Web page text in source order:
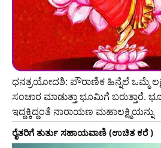
ಧನತ್ರಯೋದಶಿ: ಪೌರಾಣಿಕ ಹಿನ್ನೆಲೆ ಒಮ್ಮೆ
ಸಂಚಾರ ಮಾಡುತ್ತಾ ಭೂಮಿಗೆ ಬರುತ್ತಾರೆ.
ಇದ್ದಕ್ಕಿದ್ದಂತೆ ನಾರಾಯಣ ಮಹಾಲಕ್ಷ್ಮಿಯನ್ನು
ರೈತರಿಗೆ ತುರ್ತು ಸಹಾಯವಾಣಿ (ಉಚಿತ ಕರೆ )